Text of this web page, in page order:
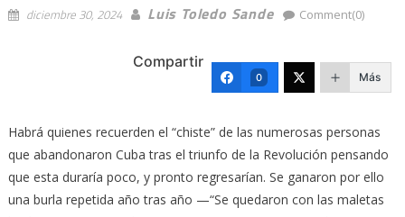
diciembre 30, 2024 Luis Toledo Sande Comment(0)
Compartir
0 Más
Habrá quienes recuerden el “chiste” de las numerosas personas
que abandonaron Cuba tras el triunfo de la Revolución pensando
que esta duraría poco, y pronto regresarían. Se ganaron por ello
una burla repetida año tras año —“Se quedaron con las maletas